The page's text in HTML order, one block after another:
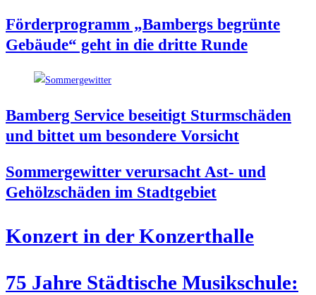
För­der­pro­gramm „Bam­bergs begrün­te
Gebäu­de“ geht in die drit­te Runde
Bam­berg Ser­vice besei­tigt Sturm­schä­den
und bit­tet um beson­de­re Vorsicht
Som­mer­ge­wit­ter ver­ur­sacht Ast- und
Gehölz­schä­den im Stadtgebiet
Kon­zert in der Konzerthalle
75 Jah­re Städ­ti­sche Musik­schu­le: